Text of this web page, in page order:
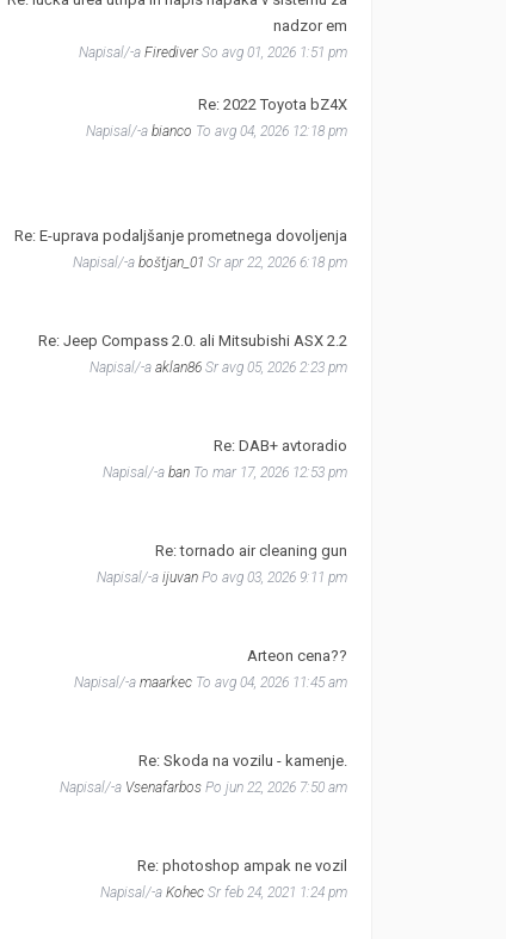
nadzor em
Napisal/-a FirediverSo avg 01, 2026 1:51 pm
Re: 2022 Toyota bZ4X
Napisal/-a bianco To avg 04, 2026 12:18 pm
Re: E-uprava podaljšanje prometnega dovoljenja
Napisal/-a boštjan_01 Sr apr 22, 2026 6:18 pm
Re: Jeep Compass 2.0. ali Mitsubishi ASX 2.2
Napisal/-a aklan86 Sr avg 05, 2026 2:23 pm
Re: DAB+ avtoradio
Napisal/-a ban To mar 17, 2026 12:53 pm
Re: tornado air cleaning gun
Napisal/-a ijuvan Po avg 03, 2026 9:11 pm
Arteon cena??
Napisal/-a maarkec To avg 04, 2026 11:45 am
Re: Skoda na vozilu - kamenje.
Napisal/-a Vsenafarbos Po jun 22, 2026 7:50 am
Re: photoshop ampak ne vozil
Napisal/-a Kohec Sr feb 24, 2021 1:24 pm